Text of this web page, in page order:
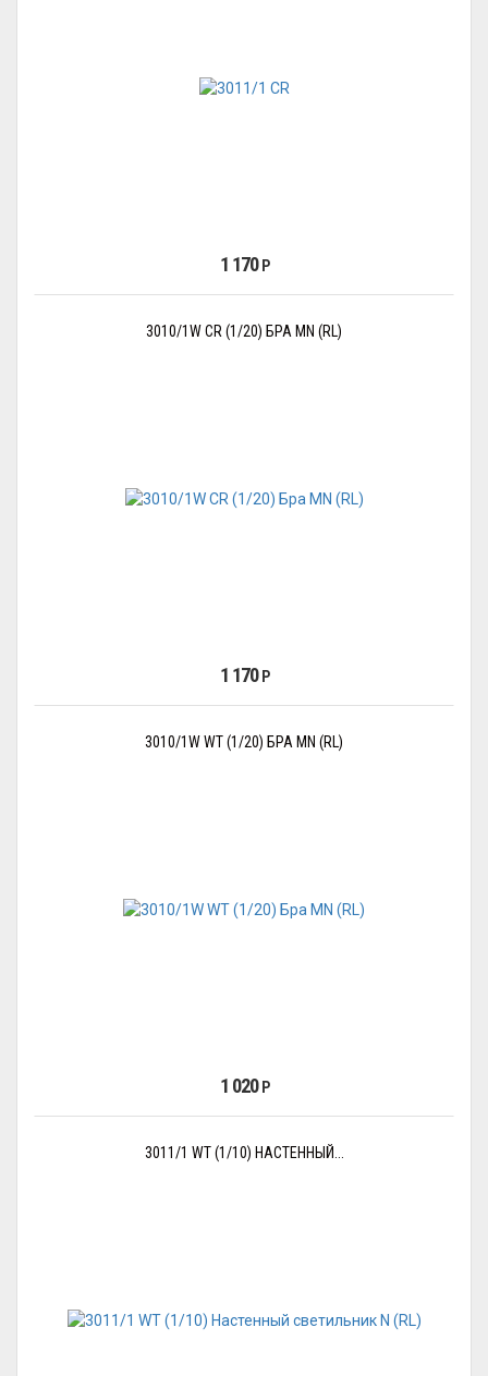
1 170 Р
3010/1W CR (1/20) БРА MN (RL)
1 170 Р
3010/1W WT (1/20) БРА MN (RL)
1 020 Р
3011/1 WT (1/10) НАСТЕННЫЙ...